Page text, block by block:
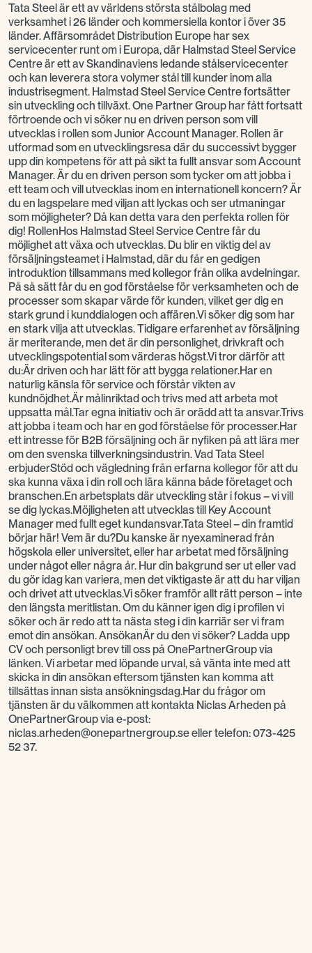
Tata Steel är ett av världens största stålbolag med
verksamhet i 26 länder och kommersiella kontor i över 35
länder. Affärsområdet Distribution Europe har sex
servicecenter runt om i Europa, där Halmstad Steel Service
Centre är ett av Skandinaviens ledande stålservicecenter
och kan leverera stora volymer stål till kunder inom alla
industrisegment. Halmstad Steel Service Centre fortsätter
sin utveckling och tillväxt. One Partner Group har fått fortsatt
förtroende och vi söker nu en driven person som vill
utvecklas i rollen som Junior Account Manager. Rollen är
utformad som en utvecklingsresa där du successivt bygger
upp din kompetens för att på sikt ta fullt ansvar som Account
Manager. Är du en driven person som tycker om att jobba i
ett team och vill utvecklas inom en internationell koncern? Är
du en lagspelare med viljan att lyckas och ser utmaningar
som möjligheter? Då kan detta vara den perfekta rollen för
dig! RollenHos Halmstad Steel Service Centre får du
möjlighet att växa och utvecklas. Du blir en viktig del av
försäljningsteamet i Halmstad, där du får en gedigen
introduktion tillsammans med kollegor från olika avdelningar.
På så sätt får du en god förståelse för verksamheten och de
processer som skapar värde för kunden, vilket ger dig en
stark grund i kunddialogen och affären.Vi söker dig som har
en stark vilja att utvecklas. Tidigare erfarenhet av försäljning
är meriterande, men det är din personlighet, drivkraft och
utvecklingspotential som värderas högst.Vi tror därför att
du:Är driven och har lätt för att bygga relationer.Har en
naturlig känsla för service och förstår vikten av
kundnöjdhet.Är målinriktad och trivs med att arbeta mot
uppsatta mål.Tar egna initiativ och är orädd att ta ansvar.Trivs
att jobba i team och har en god förståelse för processer.Har
ett intresse för B2B försäljning och är nyfiken på att lära mer
om den svenska tillverkningsindustrin. Vad Tata Steel
erbjuderStöd och vägledning från erfarna kollegor för att du
ska kunna växa i din roll och lära känna både företaget och
branschen.En arbetsplats där utveckling står i fokus – vi vill
se dig lyckas.Möjligheten att utvecklas till Key Account
Manager med fullt eget kundansvar.Tata Steel – din framtid
börjar här! Vem är du?Du kanske är nyexaminerad från
högskola eller universitet, eller har arbetat med försäljning
under något eller några år. Hur din bakgrund ser ut eller vad
du gör idag kan variera, men det viktigaste är att du har viljan
och drivet att utvecklas.Vi söker framför allt rätt person – inte
den längsta meritlistan. Om du känner igen dig i profilen vi
söker och är redo att ta nästa steg i din karriär ser vi fram
emot din ansökan. AnsökanÄr du den vi söker? Ladda upp
CV och personligt brev till oss på OnePartnerGroup via
länken. Vi arbetar med löpande urval, så vänta inte med att
skicka in din ansökan eftersom tjänsten kan komma att
tillsättas innan sista ansökningsdag.Har du frågor om
tjänsten är du välkommen att kontakta Niclas Arheden på
OnePartnerGroup via e-post:
niclas.arheden@onepartnergroup.se eller telefon: 073-425
52 37.